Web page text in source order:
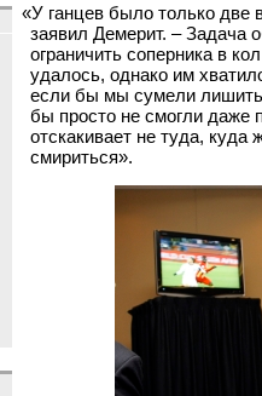
«У ганцев было только две
заявил Демерит. – Задача
ограничить соперника в
удалось, однако им
если бы мы сумели
бы просто не смогли даже
отскакивает не туда,
смириться».